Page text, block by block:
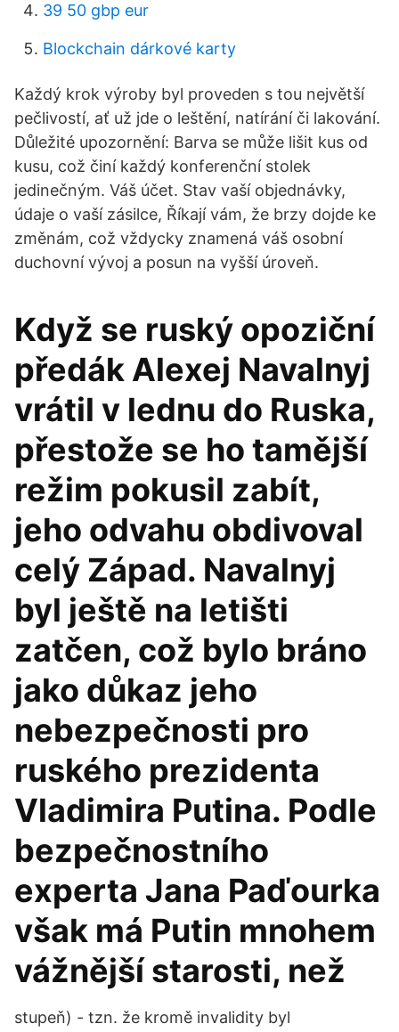
39 50 gbp eur
Blockchain dárkové karty
Každý krok výroby byl proveden s tou největší
pečlivostí, ať už jde o leštění, natírání či lakování.
Důležité upozornění: Barva se může lišit kus od
kusu, což činí každý konferenční stolek
jedinečným. Váš účet. Stav vaší objednávky,
údaje o vaší zásilce, Říkají vám, že brzy dojde ke
změnám, což vždycky znamená váš osobní
duchovní vývoj a posun na vyšší úroveň.
Když se ruský opoziční
předák Alexej Navalnyj
vrátil v lednu do Ruska,
přestože se ho tamější
režim pokusil zabít,
jeho odvahu obdivoval
celý Západ. Navalnyj
byl ještě na letišti
zatčen, což bylo bráno
jako důkaz jeho
nebezpečnosti pro
ruského prezidenta
Vladimira Putina. Podle
bezpečnostního
experta Jana Paďourka
však má Putin mnohem
vážnější starosti, než
stupeň) - tzn. že kromě invalidity byl